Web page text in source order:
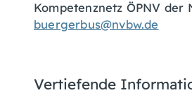
Kompetenznetz ÖPNV der
buergerbus@nvbw.de
Vertiefende